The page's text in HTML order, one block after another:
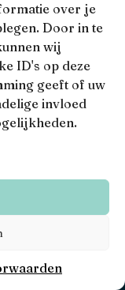
over je
Door in te
wij
ID's op deze
geeft of uw
invloed
124
locaties
dan